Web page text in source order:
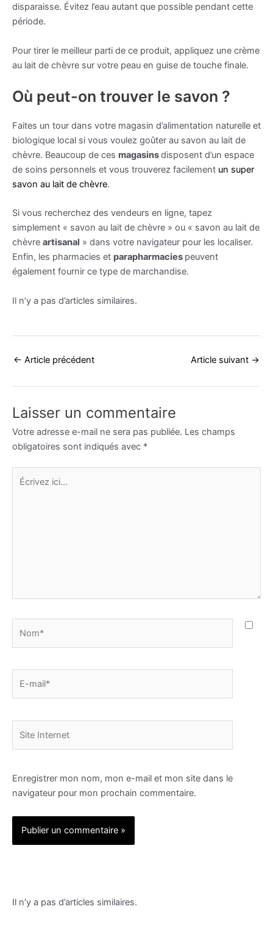
disparaisse. Évitez l’eau autant que possible pendant cette
période.
Pour tirer le meilleur parti de ce produit, appliquez une crème
au lait de chèvre sur votre peau en guise de touche finale.
Où peut-on trouver le savon ?
Faites un tour dans votre magasin d’alimentation naturelle et
biologique local si vous voulez goûter au savon au lait de
chèvre. Beaucoup de ces magasinsdisposent d’un espace
de soins personnels et vous trouverez facilement un super
savon au lait de chèvre.
Si vous recherchez des vendeurs en ligne, tapez
simplement « savon au lait de chèvre » ou « savon au lait de
chèvre artisanal » dans votre navigateur pour les localiser.
Enfin, les pharmacies et parapharmacies peuvent
également fournir ce type de marchandise.
Il n’y a pas d’articles similaires.
← Article précédent Article suivant →
Laisser un commentaire
Votre adresse e-mail ne sera pas publiée. Les champs
obligatoires sont indiqués avec *
Écrivez
ici…
mail*
Internet
Enregistrer mon nom, mon e-mail et mon site dans le
navigateur pour mon prochain commentaire.
Il n’y a pas d’articles similaires.